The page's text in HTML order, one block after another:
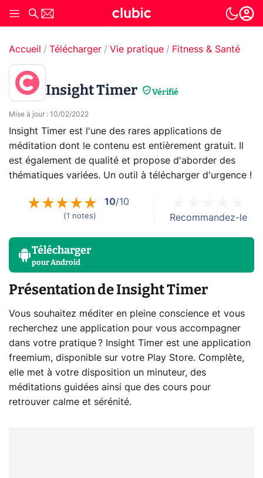
Accueil Télécharger Vie pratique Fitness & Santé
Insight Timer Vérifié
Mise à jour : 10/02/2022
Insight Timer est l'une des rares applications de
méditation dont le contenu est entièrement gratuit. Il
est également de qualité et propose d'aborder des
thématiques variées. Un outil à télécharger d'urgence !
10/10
(1 notes) Recommandez-le
Télécharger
pourAndroid
Présentation de Insight Timer
Vous souhaitez méditer en pleine conscience et vous
recherchez une application pour vous accompagner
dans votre pratique ? Insight Timer est une application
freemium, disponible sur votre Play Store. Complète,
elle met à votre disposition un minuteur, des
méditations guidées ainsi que des cours pour
retrouver calme et sérénité.